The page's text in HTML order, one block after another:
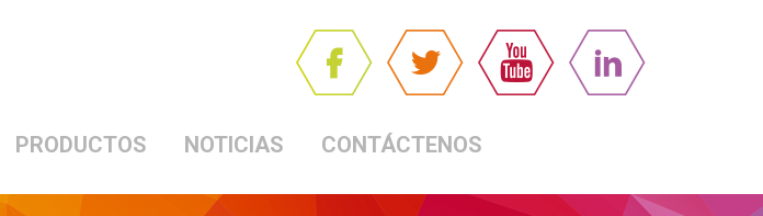
PRODUCTOS NOTICIAS CONTÁCTENOS